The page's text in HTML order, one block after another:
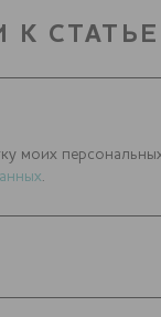
СТАТЬЕ
моих
.